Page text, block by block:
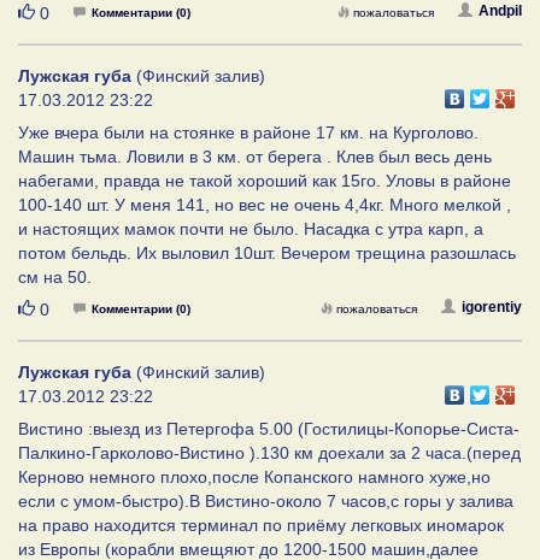
Нравится
0 Комментарии (0) Andpil
пожаловаться
Лужская губа (Финский залив)
17.03.2012 23:22
Уже вчера были на стоянке в районе 17 км. на Курголово.
Машин тьма. Ловили в 3 км. от берега . Клев был весь день
набегами, правда не такой хороший как 15го. Уловы в районе
100-140 шт. У меня 141, но вес не очень 4,4кг. Много мелкой ,
и настоящих мамок почти не было. Насадка с утра карп, а
потом бельдь. Их выловил 10шт. Вечером трещина разошлась
см на 50.
Нравится
0 Комментарии (0) igorentiy
пожаловаться
Лужская губа (Финский залив)
17.03.2012 23:22
Вистино :выезд из Петергофа 5.00 (Гостилицы-Копорье-Систа-
Палкино-Гарколово-Вистино ).130 км доехали за 2 часа.(перед
Керново немного плохо,после Копанского намного хуже,но
если с умом-быстро).В Вистино-около 7 часов,с горы у залива
на право находится терминал по приёму легковых иномарок
из Европы (корабли вмещяют до 1200-1500 машин,далее